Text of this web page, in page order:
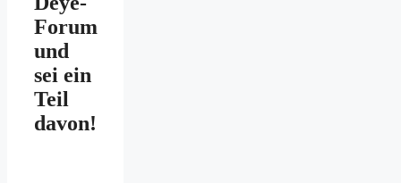
Forum
und
sei ein
Teil
davon!